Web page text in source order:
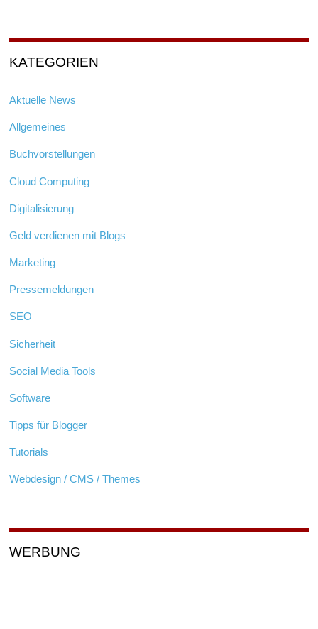
KATEGORIEN
Aktuelle News
Allgemeines
Buchvorstellungen
Cloud Computing
Digitalisierung
Geld verdienen mit Blogs
Marketing
Pressemeldungen
SEO
Sicherheit
Social Media Tools
Software
Tipps für Blogger
Tutorials
Webdesign / CMS / Themes
WERBUNG